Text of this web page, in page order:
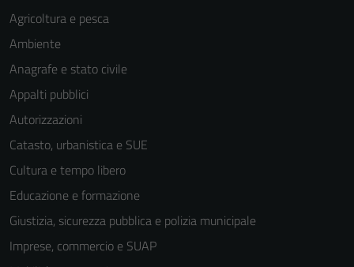
Agricoltura e pesca
Ambiente
Anagrafe e stato civile
Appalti pubblici
Autorizzazioni
Catasto, urbanistica e SUE
Cultura e tempo libero
Educazione e formazione
Giustizia, sicurezza pubblica e polizia municipale
Imprese, commercio e SUAP